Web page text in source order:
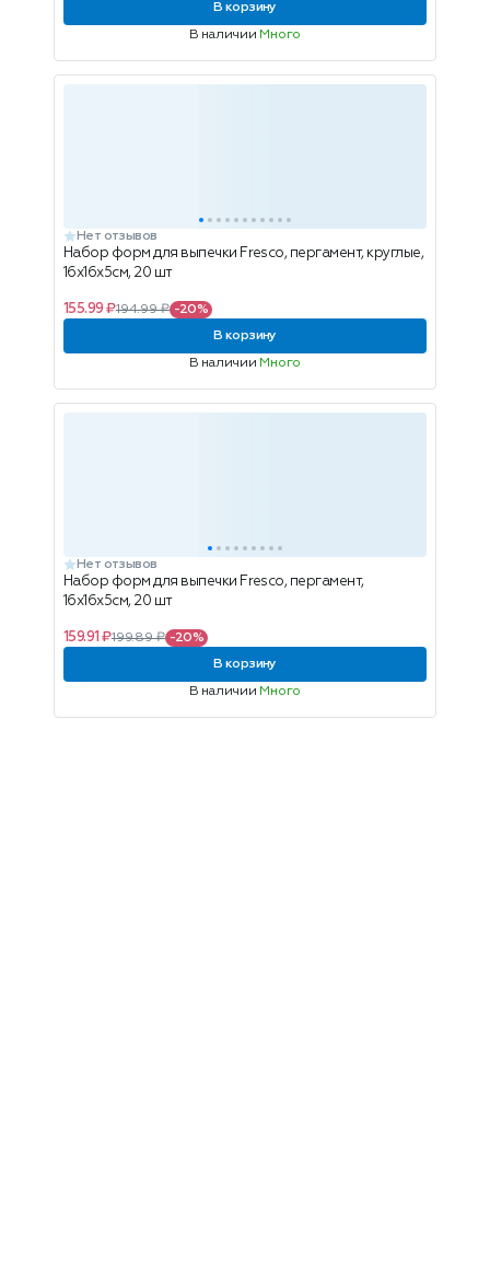
В корзину
В наличии Много
Нет отзывов
Набор форм для выпечки Fresco, пергамент, круглые,
16х16x5см, 20 шт
155.99 ₽194.99 ₽ -20%
В корзину
В наличии Много
Нет отзывов
Набор форм для выпечки Fresco, пергамент,
16х16х5см, 20 шт
159.91 ₽199.89 ₽ -20%
В корзину
В наличии Много